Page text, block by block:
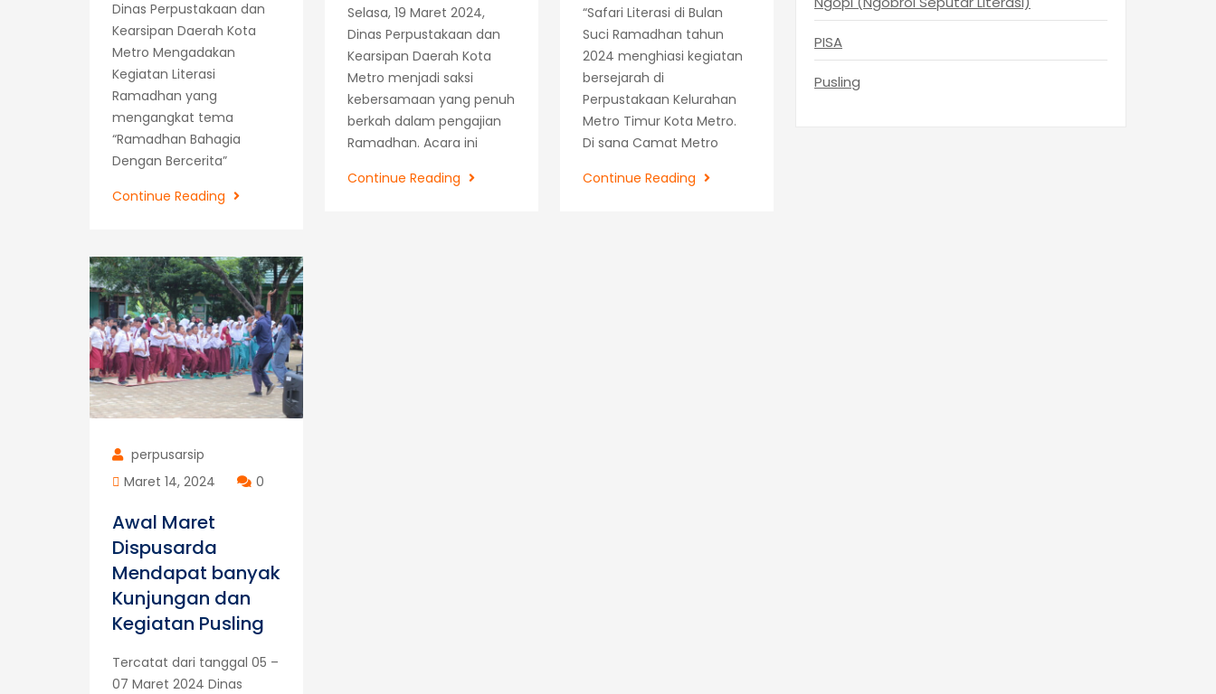
Dinas Perpustakaan dan
Kearsipan Daerah Kota
Metro Mengadakan
Kegiatan Literasi
Ramadhan yang
mengangkat tema
“Ramadhan Bahagia
Dengan Bercerita”
Continue Reading
Hari
Ramadhan
Selasa, 19 Maret 2024,
Dinas Perpustakaan dan
Kearsipan Daerah Kota
Metro menjadi saksi
kebersamaan yang penuh
berkah dalam pengajian
Ramadhan. Acara ini
Continue Reading
Pengajian
“Safari Literasi di Bulan
Suci Ramadhan tahun
2024 menghiasi kegiatan
bersejarah di
Perpustakaan Kelurahan
Metro Timur Kota Metro.
Di sana Camat Metro
Continue Reading
Hari
perpusarsip
Maret 14, 2024
0
Awal Maret
Dispusarda
Mendapat banyak
Kunjungan dan
Kegiatan Pusling
Tercatat dari tanggal 05 –
07 Maret 2024 Dinas
PISA
Pusling